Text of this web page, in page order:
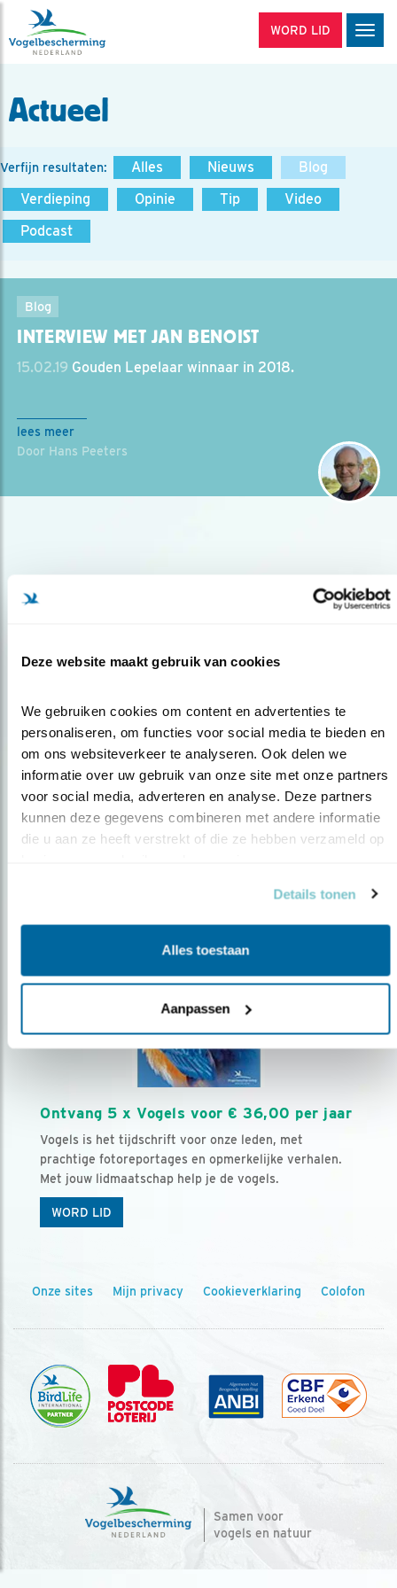
Deze website maakt gebruik van cookies
We gebruiken cookies om content en advertenties te
personaliseren, om functies voor social media te bieden en
om ons websiteverkeer te analyseren. Ook delen we
informatie over uw gebruik van onze site met onze partners
voor social media, adverteren en analyse. Deze partners
kunnen deze gegevens combineren met andere informatie
die u aan ze heeft verstrekt of die ze hebben verzameld op
Details tonen
Alles toestaan
Aanpassen
WORD LID
Actueel
Verfijn resultaten: Alles Nieuws
Blog
Verdieping
Opinie Tip
Video
Podcast
Blog
INTERVIEW MET JAN BENOIST
15.02.19 Gouden Lepelaar winnaar in 2018.
lees meer
Door Hans Peeters
Op de hoogte blijven?
over vogels en activiteiten van Vogelbescherming.
AANMELDEN VOGELNIEUWS
Volg ons via social media
Ontvang 5 x Vogels voor € 36,00 per jaar
Vogels is het tijdschrift voor onze leden, met
prachtige fotoreportages en opmerkelijke verhalen.
Met jouw lidmaatschap help je de vogels.
WORD LID
Onze sites Mijn privacy Cookieverklaring Colofon
Samen voor
vogels en natuur